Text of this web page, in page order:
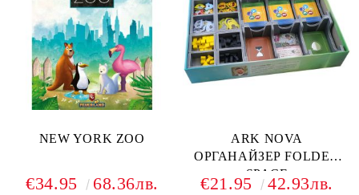
NEW YORK ZOO
€34.95 68.36лв.
ARK NOVA
ОРГАНАЙЗЕР FOLDED
SPACE
€21.95 42.93лв.